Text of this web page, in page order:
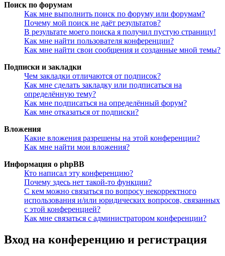
Поиск по форумам
Как мне выполнить поиск по форуму или форумам?
Почему мой поиск не даёт результатов?
В результате моего поиска я получил пустую страницу!
Как мне найти пользователя конференции?
Как мне найти свои сообщения и созданные мной темы?
Подписки и закладки
Чем закладки отличаются от подписок?
Как мне сделать закладку или подписаться на
определённую тему?
Как мне подписаться на определённый форум?
Как мне отказаться от подписки?
Вложения
Какие вложения разрешены на этой конференции?
Как мне найти мои вложения?
Информация о phpBB
Кто написал эту конференцию?
Почему здесь нет такой-то функции?
С кем можно связаться по вопросу некорректного
использования и/или юридических вопросов, связанных
с этой конференцией?
Как мне связаться с администратором конференции?
Вход на конференцию и регистрация